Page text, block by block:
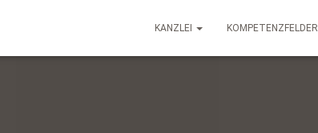
KANZLEI KOMPETENZFELDER